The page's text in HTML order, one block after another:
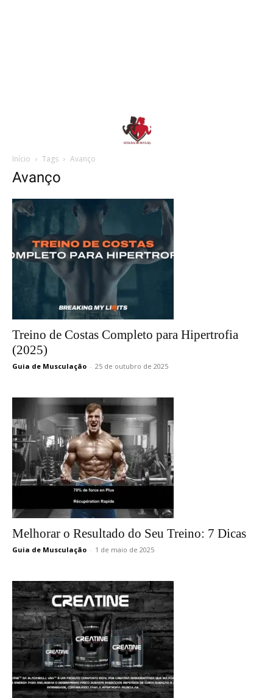
Início Tags Avanço
Avanço
Treino de Costas Completo para Hipertrofia
(2025)
Guia de Musculação - 25 de outubro de 2025
Melhorar o Resultado do Seu Treino: 7 Dicas
Guia de Musculação - 1 de maio de 2025